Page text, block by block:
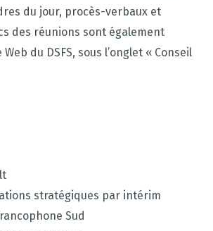
du jour, procès-verbaux et
des réunions sont également
du DSFS, sous l’onglet « Conseil
stratégiques par intérim
Sud